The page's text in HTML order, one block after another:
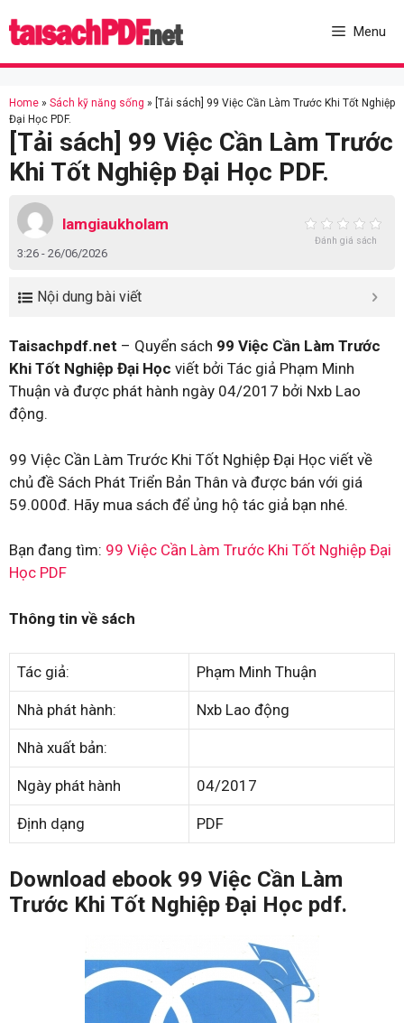
to
Menu
Home » Sách kỹ năng sống » [Tải sách] 99 Việc Cần Làm Trước Khi Tốt Nghiệp
Đại Học PDF.
[Tải sách] 99 Việc Cần Làm Trước
Khi Tốt Nghiệp Đại Học PDF.
lamgiaukholam
3:26 - 26/06/2026
Đánh giá sách
Nội dung bài viết
Taisachpdf.net – Quyển sách 99 Việc Cần Làm Trước
Khi Tốt Nghiệp Đại Học viết bởi Tác giả Phạm Minh
Thuận và được phát hành ngày 04/2017 bởi Nxb Lao
động.
99 Việc Cần Làm Trước Khi Tốt Nghiệp Đại Học viết về
chủ đề Sách Phát Triển Bản Thân và được bán với giá
59.000đ. Hãy mua sách để ủng hộ tác giả bạn nhé.
Bạn đang tìm: 99 Việc Cần Làm Trước Khi Tốt Nghiệp Đại
Học PDF
Thông tin về sách
Tác giả: Phạm Minh Thuận
Nhà phát hành: Nxb Lao động
Nhà xuất bản:
Ngày phát hành 04/2017
Định dạng PDF
Download ebook 99 Việc Cần Làm
Trước Khi Tốt Nghiệp Đại Học pdf.